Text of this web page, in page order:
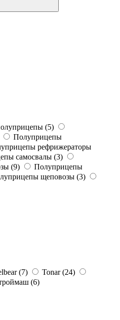
(5)
Полуприцепы
рефрижераторы
самосвалы (3)
(9)
Полуприцепы
щеповозы (3)
(7)
Tonar (24)
(6)